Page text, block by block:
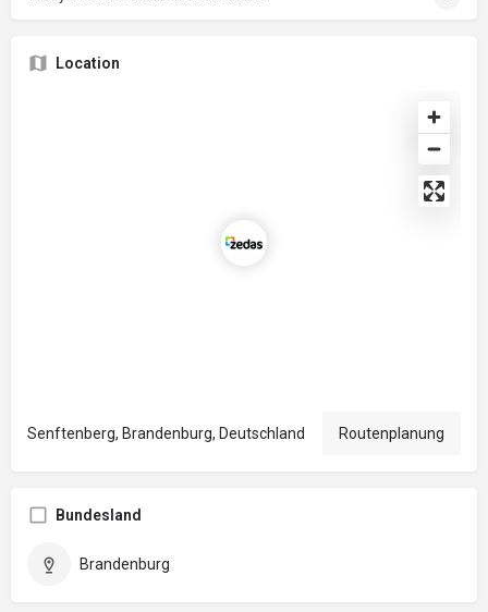
Location
Senftenberg, Brandenburg, Deutschland Routenplanung
Bundesland
Brandenburg